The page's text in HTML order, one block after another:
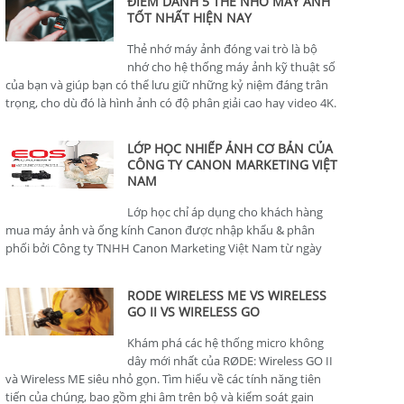
TỐT NHẤT HIỆN NAY
Thẻ nhớ máy ảnh đóng vai trò là bộ
nhớ cho hệ thống máy ảnh kỹ thuật số
của bạn và giúp bạn có thể lưu giữ những kỷ niệm đáng trân
trọng, cho dù đó là hình ảnh có độ phân giải cao hay video 4K.
LỚP HỌC NHIẾP ẢNH CƠ BẢN CỦA
CÔNG TY CANON MARKETING VIỆT
NAM
Lớp học chỉ áp dụng cho khách hàng
mua máy ảnh và ống kính Canon được nhập khẩu & phân
phối bởi Công ty TNHH Canon Marketing Việt Nam từ ngày
RODE WIRELESS ME VS WIRELESS
GO II VS WIRELESS GO
Khám phá các hệ thống micro không
dây mới nhất của RØDE: Wireless GO II
và Wireless ME siêu nhỏ gọn. Tìm hiểu về các tính năng tiên
tiến của chúng, bao gồm ghi âm trên bộ và kiểm soát gain